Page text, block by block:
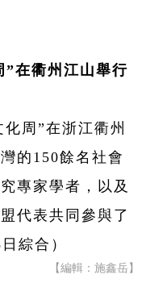
”在衢州江山舉行
周 ”在浙江衢州
的 150餘名社會
專家學者，以及
代表共同參與了
日綜合）
【編輯：施鑫岳】